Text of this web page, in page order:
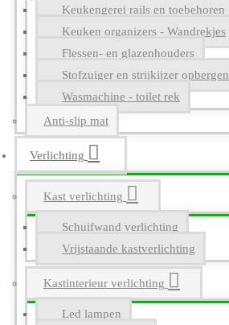
Keukengerei rails en toebehoren
Keuken organizers - Wandrekjes
Flessen- en glazenhouders
Stofzuiger en strijkijzer opbergen
Wasmachine - toilet rek
Anti-slip mat
Verlichting
Kast verlichting
Schuifwand verlichting
Vrijstaande kastverlichting
Kastinterieur verlichting
Led lampen